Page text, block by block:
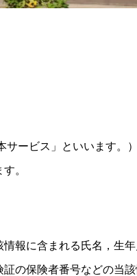
ービス」といいます。
。
報に含まれる氏名，生
の保険者番号などの当